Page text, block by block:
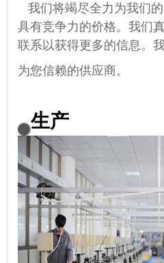
我们将竭尽全力为我们
具有竞争力的价格。我们
联系以获得更多的信息。
为您信赖的供应商。
生产